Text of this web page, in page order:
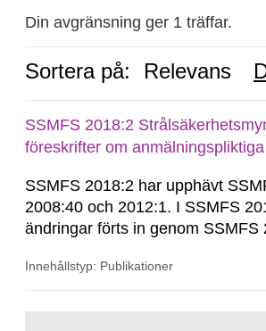
Din avgränsning ger 1 träffar.
Sortera på: Relevans
SSMFS 2018:2
föreskrifter om
SSMFS 2018:2 har upphävt
2008:40 och 2012:1. I SSMFS
ändringar förts in genom SSMFS
Innehållstyp: Publikationer